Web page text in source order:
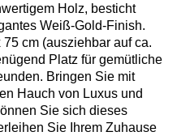
Holz, besticht
Weiß-Gold-Finish.
cm (ausziehbar auf ca.
Platz für gemütliche
Bringen Sie mit
Hauch von Luxus und
Sie sich dieses
Sie Ihrem Zuhause